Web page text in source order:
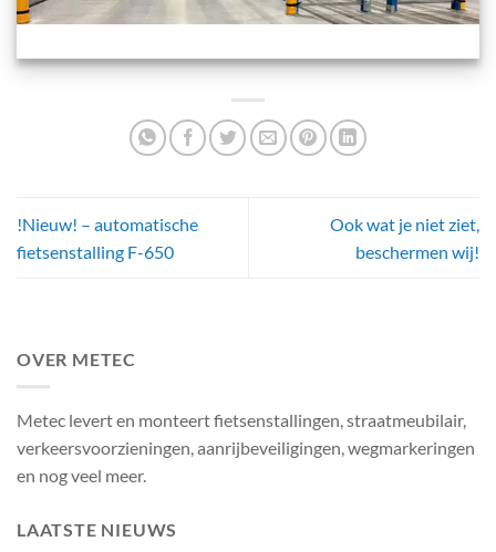
!Nieuw! – automatische
fietsenstalling F-650
Ook wat je niet ziet,
beschermen wij!
OVER METEC
Metec levert en monteert fietsenstallingen, straatmeubilair,
verkeersvoorzieningen, aanrijbeveiligingen, wegmarkeringen
en nog veel meer.
LAATSTE NIEUWS